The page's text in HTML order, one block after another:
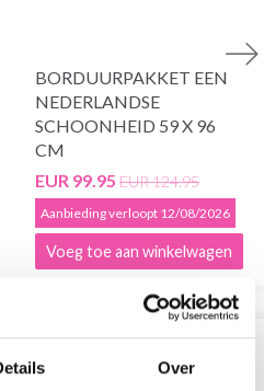
Over
BORDUURPAKKET EEN
NEDERLANDSE
SCHOONHEID 59 X 96
CM
EUR 99.95 EUR 124.95
Aanbieding verloopt 12/08/2026
Voeg toe aan winkelwagen